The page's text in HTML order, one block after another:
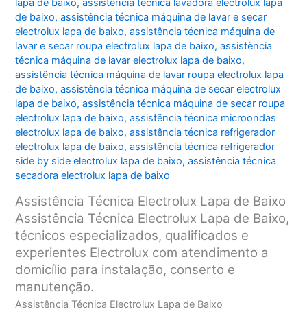
lapa de baixo,assistência técnica lavadora electrolux lapa
de baixo,assistência técnica máquina de lavar e secar
electrolux lapa de baixo,assistência técnica máquina de
lavar e secar roupa electrolux lapa de baixo,assistência
técnica máquina de lavar electrolux lapa de baixo,
assistência técnica máquina de lavar roupa electrolux lapa
de baixo,assistência técnica máquina de secar electrolux
lapa de baixo,assistência técnica máquina de secar roupa
electrolux lapa de baixo,assistência técnica microondas
electrolux lapa de baixo,assistência técnica refrigerador
electrolux lapa de baixo,assistência técnica refrigerador
side by side electrolux lapa de baixo,assistência técnica
secadora electrolux lapa de baixo
Assistência Técnica Electrolux Lapa de Baixo
Assistência Técnica Electrolux Lapa de Baixo,
técnicos especializados, qualificados e
experientes Electrolux com atendimento a
domicílio para instalação, conserto e
manutenção.
Assistência Técnica Electrolux Lapa de Baixo